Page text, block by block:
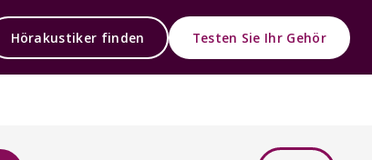
Hörakustiker finden Testen Sie Ihr Gehör